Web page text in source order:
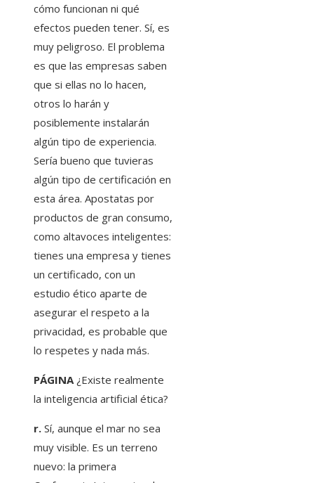
cómo funcionan ni qué
efectos pueden tener. Sí, es
muy peligroso. El problema
es que las empresas saben
que si ellas no lo hacen,
otros lo harán y
posiblemente instalarán
algún tipo de experiencia.
Sería bueno que tuvieras
algún tipo de certificación en
esta área. Apostatas por
productos de gran consumo,
como altavoces inteligentes:
tienes una empresa y tienes
un certificado, con un
estudio ético aparte de
asegurar el respeto a la
privacidad, es probable que
lo respetes y nada más.
PÁGINA¿Existe realmente
la inteligencia artificial ética?
r. Sí, aunque el mar no sea
muy visible. Es un terreno
nuevo: la primera